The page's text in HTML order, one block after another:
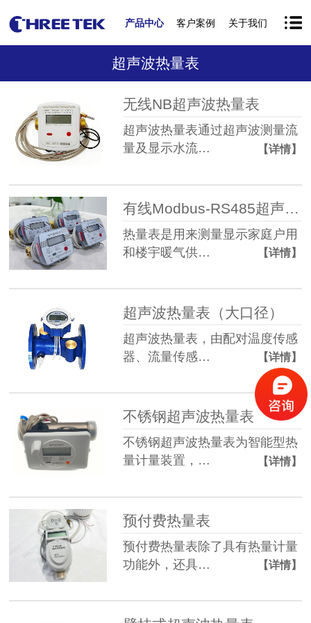
产品中心 客户案例 关于我们
超声波热量表
无线NB超声波热量表
超声波热量表通过超声波测量流
量及显示水流…
【详情】
有线Modbus-RS485超声波热量表
热量表是用来测量显示家庭户用
和楼宇暖气供…
【详情】
超声波热量表（大口径）
超声波热量表，由配对温度传感
器、流量传感…
【详情】
不锈钢超声波热量表
不锈钢超声波热量表为智能型热
量计量装置，…
【详情】
预付费热量表
预付费热量表除了具有热量计量
功能外，还具…
【详情】